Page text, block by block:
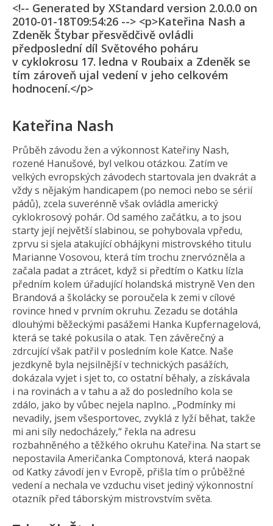
<!-- Generated by XStandard version 2.0.0.0 on
2010-01-18T09:54:26 --> <p>Kateřina Nash a
Zdeněk Štybar přesvědčivě ovládli
předposlední díl Světového poháru
v cyklokrosu 17. ledna v Roubaix a Zdeněk se
tím zároveň ujal vedení v jeho celkovém
hodnocení.</p>
Kateřina Nash
Průběh závodu žen a výkonnost Kateřiny Nash,
rozené Hanušové, byl velkou otázkou. Zatím ve
velkých evropských závodech startovala jen dvakrát a
vždy s nějakým handicapem (po nemoci nebo se sérií
pádů), zcela suverénně však ovládla americký
cyklokrosový pohár. Od samého začátku, a to jsou
starty její největší slabinou, se pohybovala vpředu,
zprvu si sjela atakující obhájkyni mistrovského titulu
Marianne Vosovou, která tím trochu znervózněla a
začala padat a ztrácet, když si předtím o Katku lízla
předním kolem úřadující holandská mistryně Ven den
Brandová a školácky se poroučela k zemi v cílové
rovince hned v prvním okruhu. Zezadu se dotáhla
dlouhými běžeckými pasážemi Hanka Kupfernagelová,
která se také pokusila o atak. Ten závěrečný a
zdrcující však patřil v posledním kole Katce. Naše
jezdkyně byla nejsilnější v technických pasážích,
dokázala vyjet i sjet to, co ostatní běhaly, a získávala
i na rovinách a v tahu a až do posledního kola se
zdálo, jako by vůbec nejela naplno. „Podmínky mi
nevadily, jsem všesportovec, zvyklá z lyží běhat, takže
mi ani síly nedocházely,“ řekla na adresu
rozbahněného a těžkého okruhu Kateřina. Na start se
nepostavila Američanka Comptonová, která naopak
od Katky závodí jen v Evropě, přišla tím o průběžné
vedení a nechala ve vzduchu viset jediný výkonnostní
otazník před táborským mistrovstvím světa.